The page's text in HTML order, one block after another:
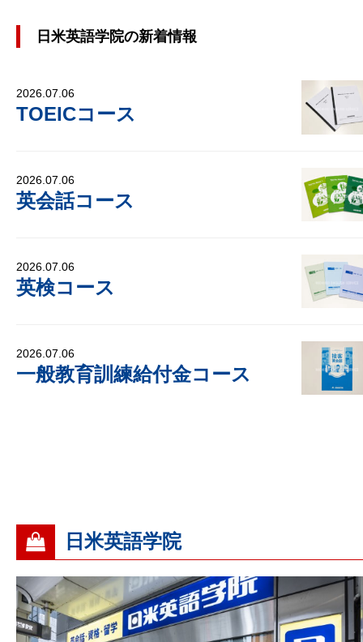
日米英語学院の新着情報
2026.07.06
TOEICコース
2026.07.06
英会話コース
2026.07.06
英検コース
2026.07.06
一般教育訓練給付金コース
日米英語学院